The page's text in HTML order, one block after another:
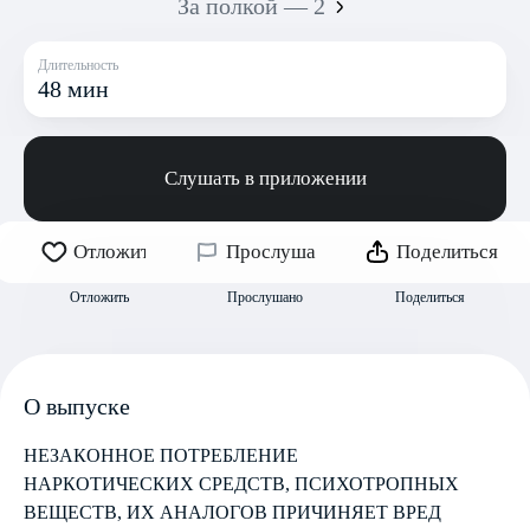
За полкой — 2
Длительность
48 мин
Слушать в приложении
Отложить
Отложить
Прослушано
Прослушано
Поделиться
Поделиться
О выпуске
НЕЗАКОННОЕ ПОТРЕБЛЕНИЕ
НАРКОТИЧЕСКИХ СРЕДСТВ, ПСИХОТРОПНЫХ
ВЕЩЕСТВ, ИХ АНАЛОГОВ ПРИЧИНЯЕТ ВРЕД